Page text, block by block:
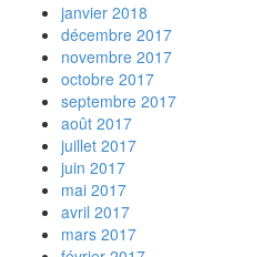
janvier 2018
décembre 2017
novembre 2017
octobre 2017
septembre 2017
août 2017
juillet 2017
juin 2017
mai 2017
avril 2017
mars 2017